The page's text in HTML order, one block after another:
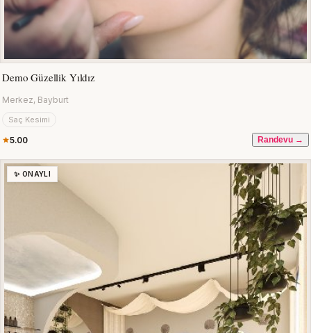
Demo Güzellik Yıldız
Merkez, Bayburt
Saç Kesimi
5.00 Randevu →
✨ ONAYLI